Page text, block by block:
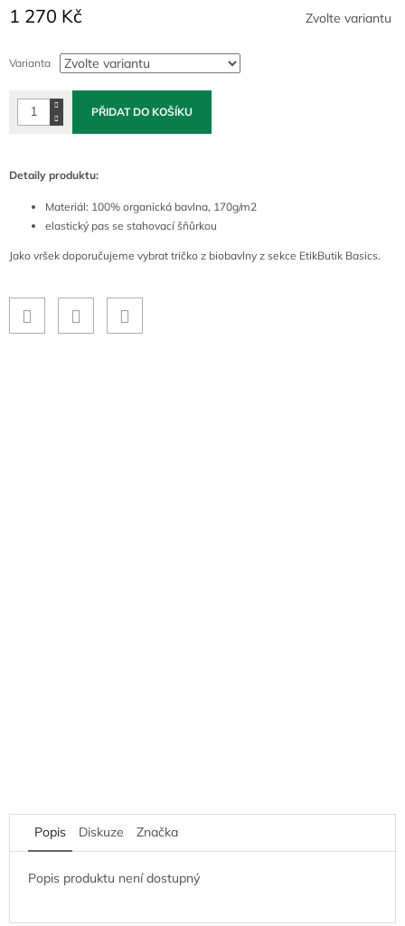
1 270 Kč
cena:
Zvolte variantu
Varianta
PŘIDAT DO KOŠÍKU
Detaily produktu:
Materiál: 100% organická bavlna, 170g/m2
elastický pas se stahovací šňůrkou
Jako vršek doporučujeme vybrat tričko z biobavlny z sekce EtikButik Basics.
Popis Diskuze Značka
Popis produktu není dostupný